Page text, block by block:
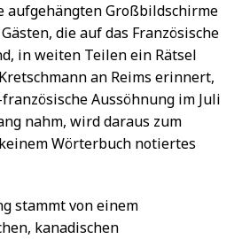
aufgehängten Großbildschirme
die auf das Französische
in weiten Teilen ein Rätsel
an Reims erinnert,
Aussöhnung im Juli
nahm, wird daraus zum
Wörterbuch notiertes
stammt von einem
kanadischen